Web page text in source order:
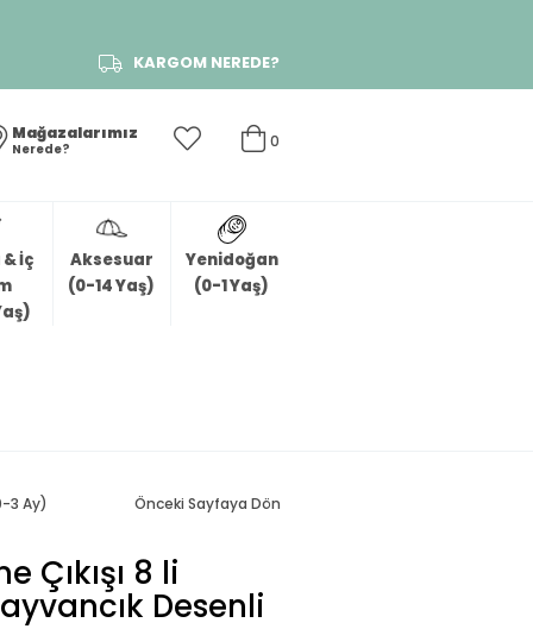
KARGOM NEREDE?
0
Mağazalarımız
Nerede?
İç
Aksesuar
(0-14 Yaş)
Yenidoğan
(0-1 Yaş)
3 Ay) Önceki Sayfaya Dön
Çıkışı 8 li
Desenli